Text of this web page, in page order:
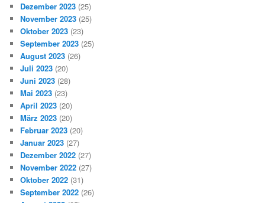
Dezember 2023 (25)
November 2023 (25)
Oktober 2023 (23)
September 2023 (25)
August 2023 (26)
Juli 2023 (20)
Juni 2023 (28)
Mai 2023 (23)
April 2023 (20)
März 2023 (20)
Februar 2023 (20)
Januar 2023 (27)
Dezember 2022 (27)
November 2022 (27)
Oktober 2022 (31)
September 2022 (26)